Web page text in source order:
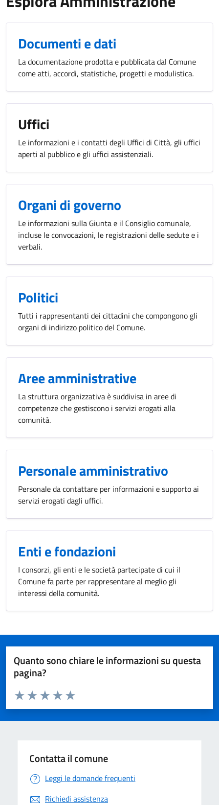
Documenti e dati
La documentazione prodotta e pubblicata dal Comune
come atti, accordi, statistiche, progetti e modulistica.
Uffici
Le informazioni e i contatti degli Uffici di Città, gli uffici
aperti al pubblico e gli uffici assistenziali.
Organi di governo
Le informazioni sulla Giunta e il Consiglio comunale,
incluse le convocazioni, le registrazioni delle sedute e i
verbali.
Politici
Tutti i rappresentanti dei cittadini che compongono gli
organi di indirizzo politico del Comune.
Aree amministrative
La struttura organizzativa è suddivisa in aree di
competenze che gestiscono i servizi erogati alla
comunità.
Personale amministrativo
Personale da contattare per informazioni e supporto ai
servizi erogati dagli uffici.
Enti e fondazioni
I consorzi, gli enti e le società partecipate di cui il
Comune fa parte per rappresentare al meglio gli
interessi della comunità.
Quanto sono chiare le informazioni su questa
pagina?
Valuta da 1 a 5 stelle la pagina
Valuta 5 stelle su 5
Valuta 4 stelle su 5
Valuta 3 stelle su 5
Valuta 2 stelle su 5
Valuta 1 stelle su 5
Contatta il comune
Leggi le domande frequenti
Richiedi assistenza